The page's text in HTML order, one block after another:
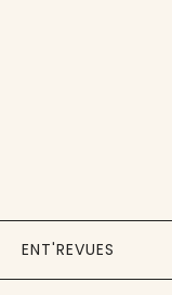
ENT'REVUES